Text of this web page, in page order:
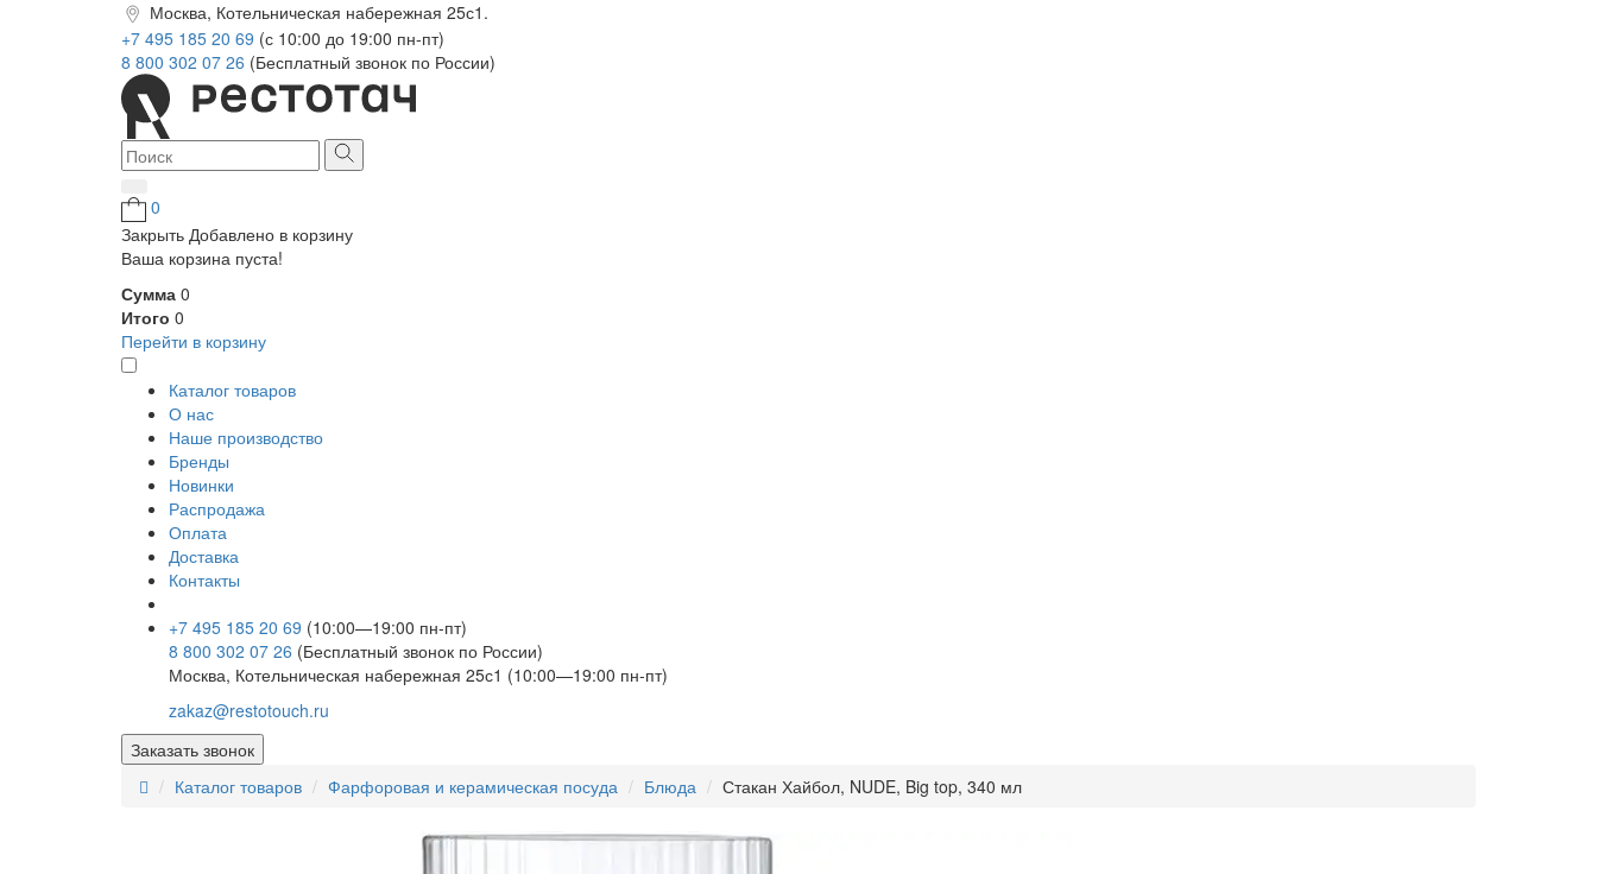
Москва, Котельническая набережная 25с1.
+7 495 185 20 69 (с 10:00 до 19:00 пн-пт)
8 800 302 07 26 (Бесплатный звонок по России)
0
Закрыть Добавлено в корзину
Ваша корзина пуста!
Сумма 0
Итого 0
Перейти в корзину
Каталог товаров
О нас
Наше производство
Бренды
Новинки
Распродажа
Оплата
Доставка
Контакты
+7 495 185 20 69 (10:00—19:00 пн-пт)
8 800 302 07 26 (Бесплатный звонок по России)
Москва, Котельническая набережная 25с1 (10:00—19:00 пн-пт)
zakaz@restotouch.ru
Заказать звонок
Каталог товаров
Фарфоровая и керамическая посуда Блюда Стакан Хайбол, NUDE, Big top, 340 мл